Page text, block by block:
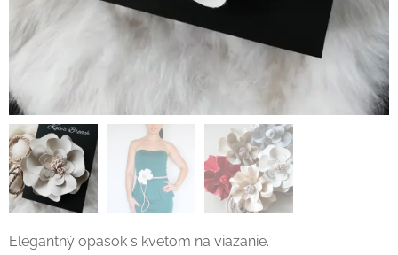
Elegantný opasok s kvetom na viazanie.